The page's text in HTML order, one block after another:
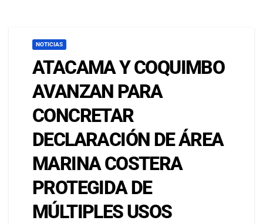
NOTICIAS
ATACAMA Y COQUIMBO
AVANZAN PARA
CONCRETAR
DECLARACIÓN DE ÁREA
MARINA COSTERA
PROTEGIDA DE
MÚLTIPLES USOS